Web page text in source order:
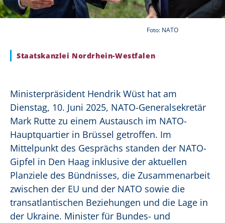
Foto: NATO
Staatskanzlei Nordrhein-Westfalen
Ministerpräsident Hendrik Wüst hat am
Dienstag, 10. Juni 2025, NATO-Generalsekretär
Mark Rutte zu einem Austausch im NATO-
Hauptquartier in Brüssel getroffen. Im
Mittelpunkt des Gesprächs standen der NATO-
Gipfel in Den Haag inklusive der aktuellen
Planziele des Bündnisses, die Zusammenarbeit
zwischen der EU und der NATO sowie die
transatlantischen Beziehungen und die Lage in
der Ukraine. Minister für Bundes- und